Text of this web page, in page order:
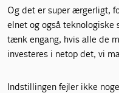
Og det er super ærgerligt,
elnet og også
tænk engang, hvis alle de
investeres i netop det, vi
Indstillingen fejler ikke